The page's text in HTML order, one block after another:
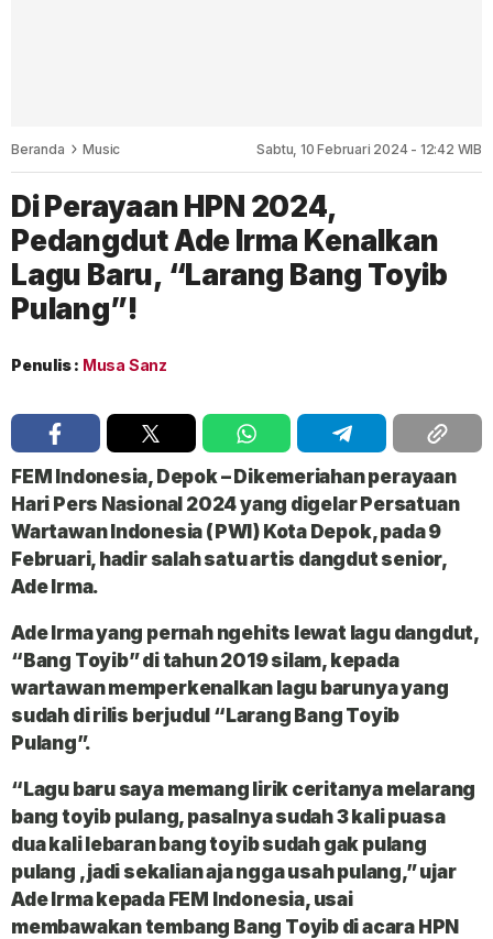
Beranda Music Sabtu, 10 Februari 2024 - 12:42 WIB
Di Perayaan HPN 2024,
Pedangdut Ade Irma Kenalkan
Lagu Baru, “Larang Bang Toyib
Pulang”!
Penulis : Musa Sanz
FEM Indonesia, Depok– Dikemeriahan perayaan
Hari Pers Nasional 2024 yang digelar Persatuan
Wartawan Indonesia (PWI) Kota Depok, pada 9
Februari, hadir salah satu artis dangdut senior,
Ade Irma.
Ade Irma yang pernah ngehits lewat lagu dangdut,
“Bang Toyib” di tahun 2019 silam, kepada
wartawan memperkenalkan lagu barunya yang
sudah di rilis berjudul “Larang Bang Toyib
Pulang”.
“Lagu baru saya memang lirik ceritanya melarang
bang toyib pulang, pasalnya sudah 3 kali puasa
dua kali lebaran bang toyib sudah gak pulang
pulang , jadi sekalian aja ngga usah pulang,” ujar
Ade Irma kepada FEM Indonesia, usai
membawakan tembang Bang Toyib di acara HPN